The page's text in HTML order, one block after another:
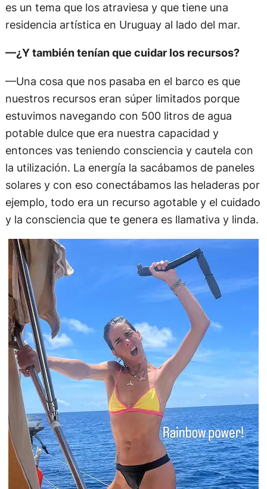
es un tema que los atraviesa y que tiene una
residencia artística en Uruguay al lado del mar.
—¿Y también tenían que cuidar los recursos?
—Una cosa que nos pasaba en el barco es que
nuestros recursos eran súper limitados porque
estuvimos navegando con 500 litros de agua
potable dulce que era nuestra capacidad y
entonces vas teniendo consciencia y cautela con
la utilización. La energía la sacábamos de paneles
solares y con eso conectábamos las heladeras por
ejemplo, todo era un recurso agotable y el cuidado
y la consciencia que te genera es llamativa y linda.